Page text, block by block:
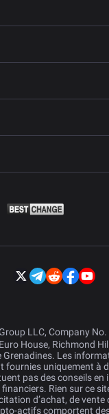
LLC, Company
House, Richmond
Grenadines. Les
fournies uniquement à
pas des conseils en
Rien sur ce
d’achat, de vente
actifs comportent